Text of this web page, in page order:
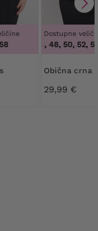
Dostupne
44, 46, 48, 50, 52,
Obična crna
29,99 €